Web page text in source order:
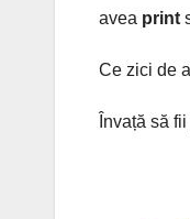
avea print
Ce zici de
Învață să